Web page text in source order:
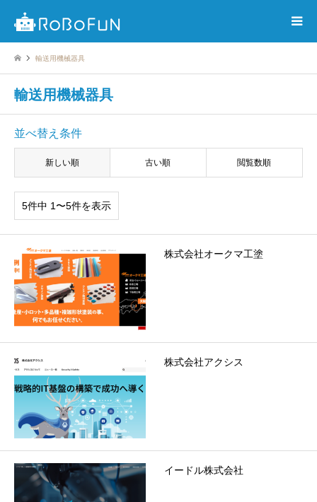
輸送用機械器具
輸送用機械器具
並べ替え条件
新しい順 古い順 閲覧数順
5件中 1〜5件を表示
株式会社オークマ工塗
株式会社アクシス
イードル株式会社